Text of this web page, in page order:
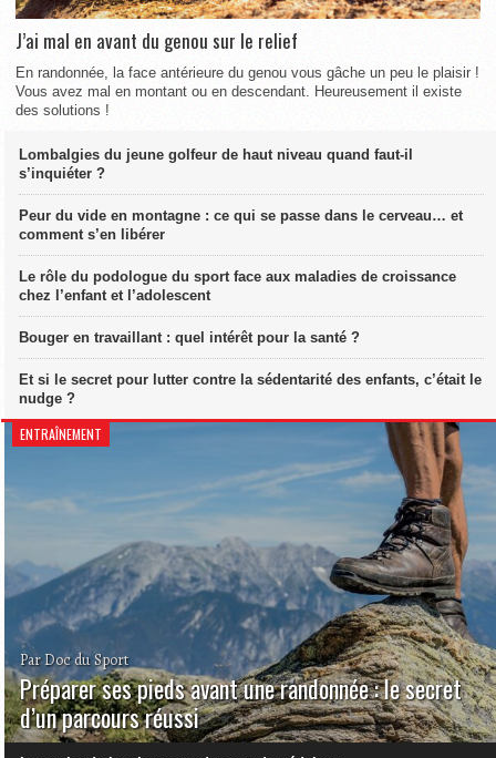
J’ai mal en avant du genou sur le relief
En randonnée, la face antérieure du genou vous gâche un peu le plaisir !
Vous avez mal en montant ou en descendant. Heureusement il existe
des solutions !
Lombalgies du jeune golfeur de haut niveau quand faut-il
s’inquiéter ?
Peur du vide en montagne : ce qui se passe dans le cerveau… et
comment s’en libérer
Le rôle du podologue du sport face aux maladies de croissance
chez l’enfant et l’adolescent
Bouger en travaillant : quel intérêt pour la santé ?
Et si le secret pour lutter contre la sédentarité des enfants, c’était le
nudge ?
ENTRAÎNEMENT
Par Doc du Sport
Préparer ses pieds avant une randonnée : le secret
d’un parcours réussi